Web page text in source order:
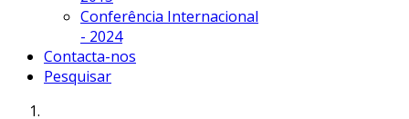
Conferência Internacional
- 2024
Contacta-nos
Pesquisar